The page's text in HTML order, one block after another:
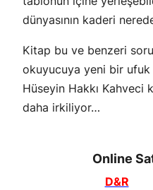
dünyasının kaderi
Kitap bu ve benzeri
okuyucuya yeni bir ufuk
Hüseyin Hakkı
daha irkiliyor…
Online
D&R